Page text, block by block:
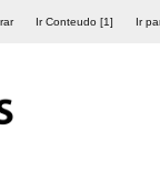
Ir Conteudo [1] Ir